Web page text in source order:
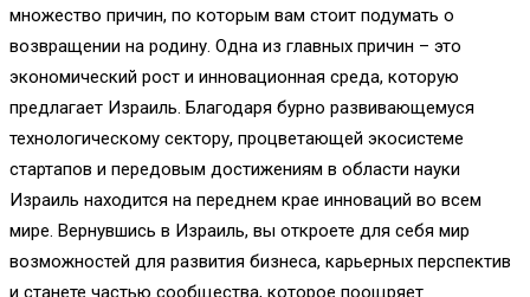
множество причин, по которым вам стоит подумать о
возвращении на родину. Одна из главных причин – это
экономический рост и инновационная среда, которую
предлагает Израиль. Благодаря бурно развивающемуся
технологическому сектору, процветающей экосистеме
стартапов и передовым достижениям в области науки
Израиль находится на переднем крае инноваций во всем
мире. Вернувшись в Израиль, вы откроете для себя мир
возможностей для развития бизнеса, карьерных перспектив
и станете частью сообщества, которое поощряет